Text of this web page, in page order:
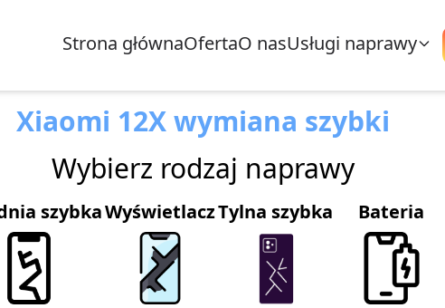
Strona głównaOfertaO nasUsługi naprawy
Xiaomi 12X wymiana szybki
Wybierz rodzaj naprawy
szybkaWyświetlaczTylna szybka Bateria